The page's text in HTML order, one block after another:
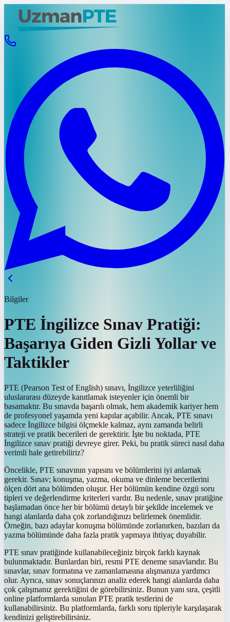
Bilgiler
PTE İngilizce Sınav Pratiği:
Başarıya Giden Gizli Yollar ve
Taktikler
PTE (Pearson Test of English) sınavı, İngilizce yeterliliğini
uluslararası düzeyde kanıtlamak isteyenler için önemli bir
basamaktır. Bu sınavda başarılı olmak, hem akademik kariyer hem
de profesyonel yaşamda yeni kapılar açabilir. Ancak, PTE sınavı
sadece İngilizce bilgisi ölçmekle kalmaz, aynı zamanda belirli
strateji ve pratik becerileri de gerektirir. İşte bu noktada, PTE
İngilizce sınav pratiği devreye girer. Peki, bu pratik süreci nasıl daha
verimli hale getirebiliriz?
Öncelikle, PTE sınavının yapısını ve bölümlerini iyi anlamak
gerekir. Sınav; konuşma, yazma, okuma ve dinleme becerilerini
ölçen dört ana bölümden oluşur. Her bölümün kendine özgü soru
tipleri ve değerlendirme kriterleri vardır. Bu nedenle, sınav pratiğine
başlamadan önce her bir bölümü detaylı bir şekilde incelemek ve
hangi alanlarda daha çok zorlandığınızı belirlemek önemlidir.
Örneğin, bazı adaylar konuşma bölümünde zorlanırken, bazıları da
yazma bölümünde daha fazla pratik yapmaya ihtiyaç duyabilir.
PTE sınav pratiğinde kullanabileceğiniz birçok farklı kaynak
bulunmaktadır. Bunlardan biri, resmi PTE deneme sınavlarıdır. Bu
sınavlar, sınav formatına ve zamanlamasına alışmanıza yardımcı
olur. Ayrıca, sınav sonuçlarınızı analiz ederek hangi alanlarda daha
çok çalışmanız gerektiğini de görebilirsiniz. Bunun yanı sıra, çeşitli
online platformlarda sunulan PTE pratik testlerini de
kullanabilirsiniz. Bu platformlarda, farklı soru tipleriyle karşılaşarak
kendinizi geliştirebilirsiniz.